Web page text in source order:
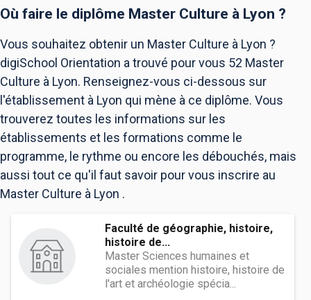
Où faire le diplôme Master Culture à Lyon ?
Vous souhaitez obtenir un Master Culture à Lyon ?
digiSchool Orientation a trouvé pour vous 52 Master
Culture à Lyon. Renseignez-vous ci-dessous sur
l'établissement à Lyon qui mène à ce diplôme. Vous
trouverez toutes les informations sur les
établissements et les formations comme le
programme, le rythme ou encore les débouchés, mais
aussi tout ce qu'il faut savoir pour vous inscrire au
Master Culture à Lyon .
Faculté de géographie, histoire,
histoire de...
Master Sciences humaines et
sociales mention histoire, histoire de
l'art et archéologie spécia...